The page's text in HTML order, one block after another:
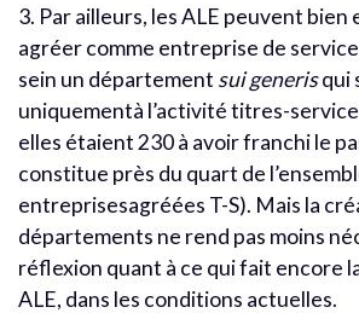
3. Par ailleurs, les ALE peuvent
agréer comme entreprise de
sein un département sui generisqui
uniquementà l’activité titres-
elles étaient 230 à avoir franchi le
constitue près du quart de
entreprisesagréées T-S). Mais la
départements ne rend pas moins
réflexion quant à ce qui fait encore
ALE, dans les conditions actuelles.